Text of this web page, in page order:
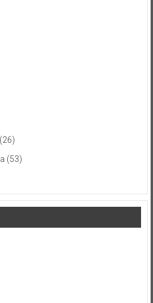
(26)
(53)